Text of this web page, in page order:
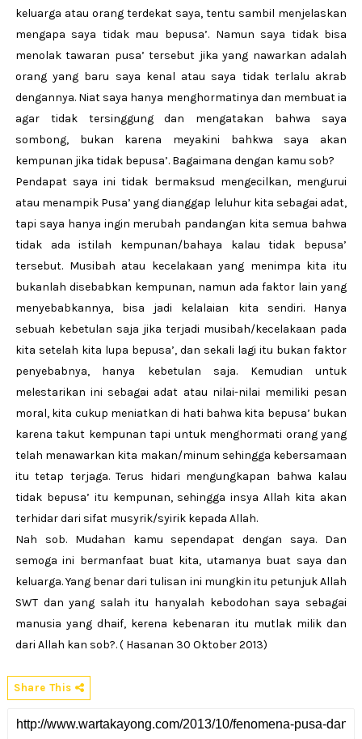
keluarga atau orang terdekat saya, tentu sambil menjelaskan
mengapa saya tidak mau bepusa’. Namun saya tidak bisa
menolak tawaran pusa’ tersebut jika yang nawarkan adalah
orang yang baru saya kenal atau saya tidak terlalu akrab
dengannya. Niat saya hanya menghormatinya dan membuat ia
agar tidak tersinggung dan mengatakan bahwa saya
sombong, bukan karena meyakini bahkwa saya akan
kempunan jika tidak bepusa’. Bagaimana dengan kamu sob?
Pendapat saya ini tidak bermaksud mengecilkan, mengurui
atau menampik Pusa’ yang dianggap leluhur kita sebagai adat,
tapi saya hanya ingin merubah pandangan kita semua bahwa
tidak ada istilah kempunan/bahaya kalau tidak bepusa’
tersebut. Musibah atau kecelakaan yang menimpa kita itu
bukanlah disebabkan kempunan, namun ada faktor lain yang
menyebabkannya, bisa jadi kelalaian kita sendiri. Hanya
sebuah kebetulan saja jika terjadi musibah/kecelakaan pada
kita setelah kita lupa bepusa’, dan sekali lagi itu bukan faktor
penyebabnya, hanya kebetulan saja. Kemudian untuk
melestarikan ini sebagai adat atau nilai-nilai memiliki pesan
moral, kita cukup meniatkan di hati bahwa kita bepusa’ bukan
karena takut kempunan tapi untuk menghormati orang yang
telah menawarkan kita makan/minum sehingga kebersamaan
itu tetap terjaga. Terus hidari mengungkapan bahwa kalau
tidak bepusa’ itu kempunan, sehingga insya Allah kita akan
terhidar dari sifat musyrik/syirik kepada Allah.
Nah sob. Mudahan kamu sependapat dengan saya. Dan
semoga ini bermanfaat buat kita, utamanya buat saya dan
keluarga. Yang benar dari tulisan ini mungkin itu petunjuk Allah
SWT dan yang salah itu hanyalah kebodohan saya sebagai
manusia yang dhaif, kerena kebenaran itu mutlak milik dan
dari Allah kan sob?. ( Hasanan 30 Oktober 2013)
Share This